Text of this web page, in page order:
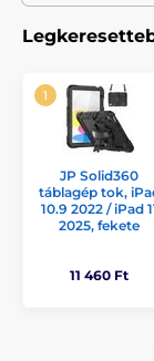
JP Solid360
táblagép tok,
10.9 2022 / iPad
2025, fekete
11 460 Ft